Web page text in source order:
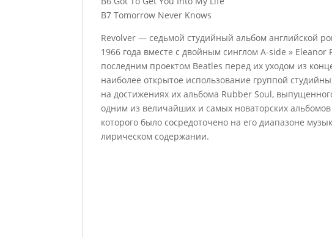
B7 Tomorrow Never Knows
Revolver — седьмой студийный альбом английской
1966 года вместе с двойным синглом A-side »
последним проектом Beatles перед их уходом из
наиболее открытое использование группой
на достижениях их альбома Rubber Soul,
одним из величайших и самых новаторских
которого было сосредоточено на его диапазоне
лирическом содержании.